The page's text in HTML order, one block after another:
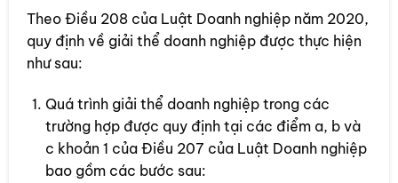
Theo Điều 208 của Luật Doanh nghiệp năm 2020,
quy định về giải thể doanh nghiệp được thực hiện
như sau:
Quá trình giải thể doanh nghiệp trong các
trường hợp được quy định tại các điểm a, b và
c khoản 1 của Điều 207 của Luật Doanh nghiệp
bao gồm các bước sau: